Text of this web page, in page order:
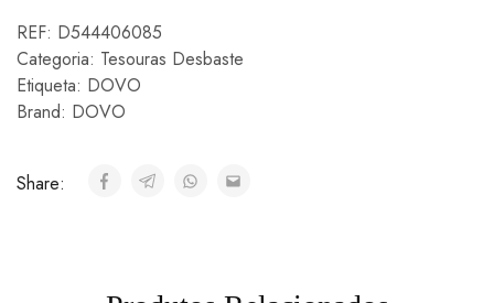
REF: D544406085
Categoria: Tesouras Desbaste
Etiqueta: DOVO
Brand: DOVO
Share: